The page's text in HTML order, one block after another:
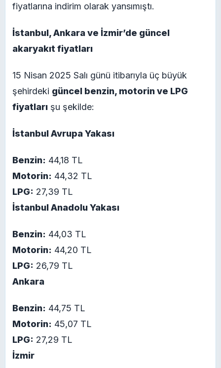
fiyatlarına indirim olarak yansımıştı.
İstanbul, Ankara ve İzmir’de güncel
akaryakıt fiyatları
15 Nisan 2025 Salı günü itibarıyla üç büyük
şehirdeki güncel benzin, motorin ve LPG
fiyatları şu şekilde:
İstanbul Avrupa Yakası
Benzin: 44,18 TL
Motorin: 44,32 TL
LPG: 27,39 TL
İstanbul Anadolu Yakası
Benzin: 44,03 TL
Motorin: 44,20 TL
LPG: 26,79 TL
Ankara
Benzin: 44,75 TL
Motorin: 45,07 TL
LPG: 27,29 TL
İzmir